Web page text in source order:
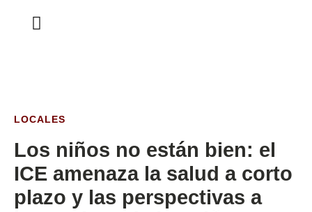
LOCALES
Los niños no están bien: el
ICE amenaza la salud a corto
plazo y las perspectivas a